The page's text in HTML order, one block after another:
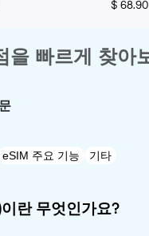
$ 68.90
을 빠르게 찾아
eSIM 주요 기능 기타
란 무엇인가요?